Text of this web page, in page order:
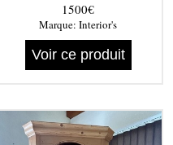
1500€
Marque: Interior's
Voir ce produit